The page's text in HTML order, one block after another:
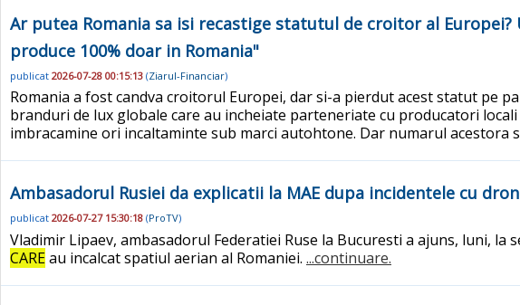
Ar putea Romania sa isi recastige statutul de croitor al
produce 100% doar in Romania"
publicat 2026-07-28 00:15:13 (Ziarul-Financiar)
Romania a fost candva croitorul Europei, dar si-a pierdut acest statut pe
branduri de lux globale care au incheiate parteneriate cu producatori
imbracamine ori incaltaminte sub marci autohtone. Dar numarul acestora
Ambasadorul Rusiei da explicatii la MAE dupa incidentele cu
publicat 2026-07-27 15:30:18 (ProTV)
Vladimir Lipaev, ambasadorul Federatiei Ruse la Bucuresti a ajuns, luni,
CAREau incalcat spatiul aerian al Romaniei. ...continuare.